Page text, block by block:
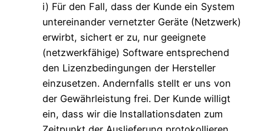
i) Für den Fall, dass der Kunde ein System
untereinander vernetzter Geräte (Netzwerk)
erwirbt, sichert er zu, nur geeignete
(netzwerkfähige) Software entsprechend
den Lizenzbedingungen der Hersteller
einzusetzen. Andernfalls stellt er uns von
der Gewährleistung frei. Der Kunde willigt
ein, dass wir die Installationsdaten zum